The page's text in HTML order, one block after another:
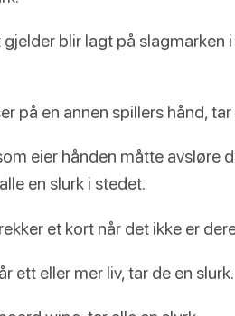
blir lagt på slagmarken
på en annen spillers hånd,
eier hånden måtte avsløre
en slurk i stedet.
et kort når det ikke er
ett eller mer liv, tar de en slurk.